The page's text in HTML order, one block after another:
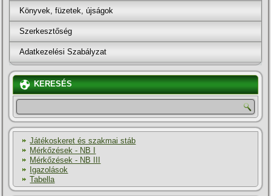
Könyvek, füzetek, újságok
Szerkesztőség
Adatkezelési Szabályzat
KERESÉS
Játékoskeret és szakmai stáb
Mérkőzések - NB I
Mérkőzések - NB III
Igazolások
Tabella